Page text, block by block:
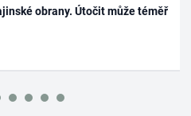
obrany. Útočit může téměř